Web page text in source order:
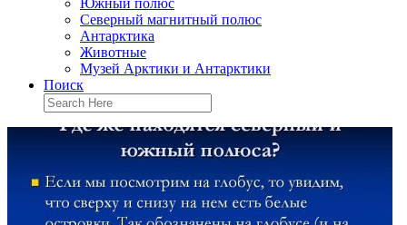
Южный полюс
Северный магнитный полюс
Антарктика
Животные
Музей Арктики и Антарктики
Поиск